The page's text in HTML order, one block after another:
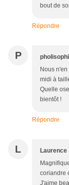
bout de
Répondre
P
Nous
midi à
Quelle
bientôt !
Répondre
L Laurence
coriandre
J'aime